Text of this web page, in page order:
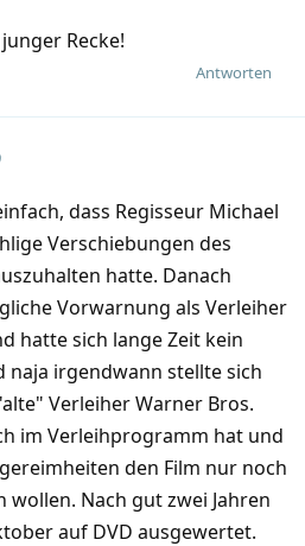
Recke!
Antworten
dass Regisseur Michael
Verschiebungen des
hatte. Danach
Vorwarnung als Verleiher
hatte sich lange Zeit kein
naja irgendwann stellte sich
Verleiher Warner Bros.
im Verleihprogramm hat und
den Film nur noch
Nach gut zwei Jahren
auf DVD ausgewertet.